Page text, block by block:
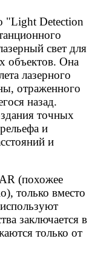
"Light Detection
свет для
объектов. Она
лазерного
отраженного
назад.
точных
и
и
(похожее
только вместо
заключается в
только от